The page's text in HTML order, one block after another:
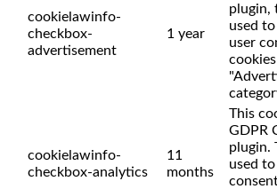
cookielawinfo-
checkbox-
advertisement
1 year
plugin,
used
user
cookielawinfo-
checkbox-analytics
11
months
This
GDPR
plugin.
used